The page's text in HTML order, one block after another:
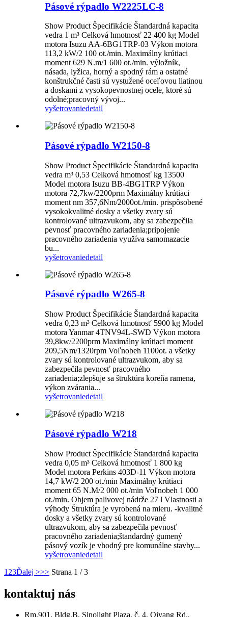
Pásové rýpadlo W2225LC-8
Show Product Špecifikácie Štandardná kapacita
vedra 1 m³ Celková hmotnosť 22 400 kg Model
motora Isuzu AA-6BG1TRP-03 Výkon motora
113,2 kW/2 100 ot./min. Maximálny krútiaci
moment 629 N.m/1 600 ot./min. výložník,
násada, lyžica, horný a spodný rám a ostatné
konštrukčné časti sú vystužené oceľovou liatinou
a doskami z vysokopevnostnej ocele, ktoré sú
odolné;pracovný vývoj...
vyšetrovaniedetail
Pásové rýpadlo W2150-8
Show Product Špecifikácie Štandardná kapacita
vedra m³ 0,53 Celková hmotnosť kg 13500
Model motora Isuzu BB-4BG1TRP Výkon
motora 72,7kw/2200prm Maximálny krútiaci
moment nm 357,6Nm/2000ot./min. prispôsobené
vysokokvalitné dosky a všetky zvary sú
kontrolované ultrazvukom, aby sa zabezpečila
pevnosť pracovného zariadenia;pripojenie
pracovného zariadenia využíva samomazacie
bu...
vyšetrovaniedetail
Pásové rýpadlo W265-8
Show Product Špecifikácie Štandardná kapacita
vedra 0,23 m³ Celková hmotnosť 5900 kg Model
motora Yanmar 4TNV94L-SWD Výkon motora
39,8kw/2200prm Maximálny krútiaci moment
209,5Nm/1320rpm Voľnobeh 1100ot. a všetky
zvary sú kontrolované ultrazvukom, aby sa
zabezpečila pevnosť pracovného
zariadenia;zlepšuje sa štruktúra koreňa ramena,
výkon zvárania...
vyšetrovaniedetail
Pásové rýpadlo W218
Show Product Špecifikácie Štandardná kapacita
vedra 0,05 m³ Celková hmotnosť 1 800 kg
Model motora Perkins 403D-11 Výkon motora
14,7 kW/2 200 ot./min Maximálny krútiaci
moment 65 N.M/2 000 ot./min Voľnobeh 1 000
ot./min. Objem palivovej nádrže 27 l Vlastnosti a
výhody Štruktúra je vyrobená na mieru. -kvalitné
dosky a všetky zvary sú kontrolované
ultrazvukom, aby sa zabezpečila pevnosť
pracovného zariadenia;štandardný gumený
pásový vozík je vhodný pre komunálne stavby...
vyšetrovaniedetail
1 23Ďalej >>> Strana 1 / 3
kontaktuj nás
Rm.901, Bldg.B, Sinolight Plaza, č. 4, Qiyang Rd.,